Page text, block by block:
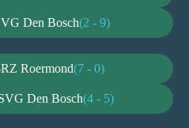
Den Bosch(2 - 9)
RZ Roermond(7 - 0)
Den Bosch(4 - 5)